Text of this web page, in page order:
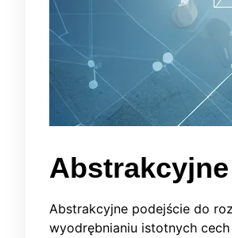
Abstrakcyjne podejście do
wyodrębnianiu istotnych